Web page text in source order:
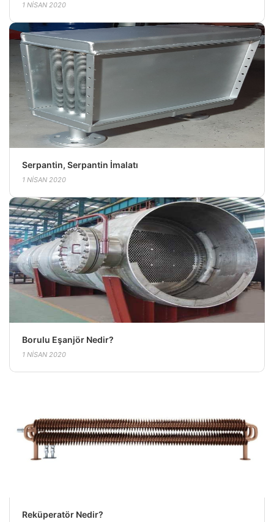
1 NISAN 2020
Serpantin, Serpantin İmalatı
1 NISAN 2020
Borulu Eşanjör Nedir?
1 NISAN 2020
Reküperatör Nedir?